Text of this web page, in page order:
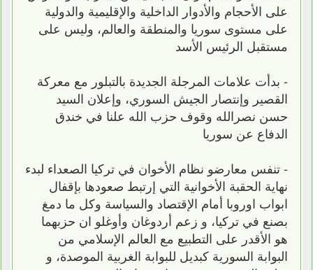
على الأحجام والأدوار الداخلية والإقليمية والدولية
على مستوى سوريا والمنطقة والعالم، وليس على
مستقبل الرئيس الأسد
- بدأت علامات المرجلة الجديدة بالتبلور مع معركة
القصير وإنتصار الجيش السوري، وإعلان السيد
حسن نصرالله وقوف حزب الله علنا في خندق
الدفاع عن سوريا
- تنفس معارضو نظام الأخوان في تركيا الصعداء لبدء
نهاية الحقبة الأخوانية التي إرتبط صعودها بإقفال
ابواب اوروبا أمام الإقتصاد والسياسة وكل ما دمغ
بصنع في تركيا، و زعم أردوغان وأوغلو ان حزبهما
هو الأقدر على التطبيع مع العالم الإسلامي من
البوابة السورية كبديل للبوابة الغربية الموصدة، و